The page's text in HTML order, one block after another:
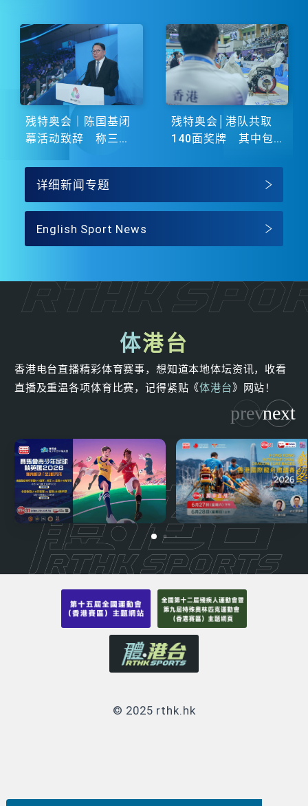
残特奥会｜陈国基闭
幕活动致辞 称三地
残特奥会│港队共取
140面奖牌 其中包
详细新闻专题
English Sport News
体港台
香港电台直播精彩体育赛事，想知道本地体坛资讯，收看
直播及重温各项体育比赛，记得紧贴《体港台》网站！
© 2025 rthk.hk